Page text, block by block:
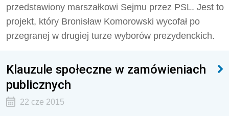
przedstawiony marszałkowi Sejmu przez PSL. Jest to
projekt, który Bronisław Komorowski wycofał po
przegranej w drugiej turze wyborów prezydenckich.
Klauzule społeczne w zamówieniach
publicznych
22 cze 2015